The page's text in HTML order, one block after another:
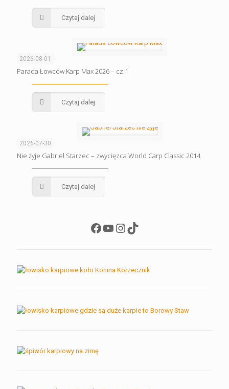
Czytaj dalej
2026-08-01
Parada Łowców Karp Max 2026 – cz.1
Czytaj dalej
2026-07-30
Nie żyje Gabriel Starzec – zwycięzca World Carp Classic 2014
Czytaj dalej
Facebook
YouTube
Instagram
TikTok